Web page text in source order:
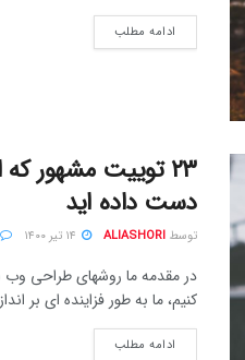
ادامه مطلب
۲۳ توییت مشهور
دست داده اید
توسط ALIASHORI
در مقدمه ما روشهای طراحی وب
کنیم، ما به طور فزاینده ای بر
ادامه مطلب